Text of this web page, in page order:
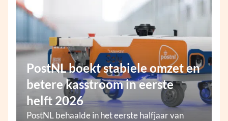
PostNL boekt stabiele omzet en
betere kasstroom in eerste
helft 2026
PostNL behaalde in het eerste halfjaar van